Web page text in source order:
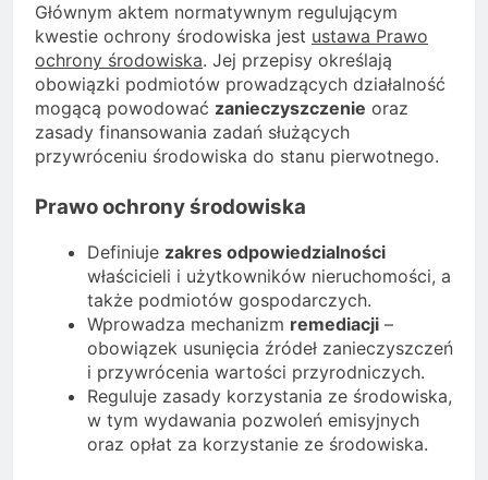
Głównym aktem normatywnym regulującym
kwestie ochrony środowiska jest ustawa Prawo
ochrony środowiska. Jej przepisy określają
obowiązki podmiotów prowadzących działalność
mogącą powodować zanieczyszczenie oraz
zasady finansowania zadań służących
przywróceniu środowiska do stanu pierwotnego.
Prawo ochrony środowiska
Definiuje zakres odpowiedzialności
właścicieli i użytkowników nieruchomości, a
także podmiotów gospodarczych.
Wprowadza mechanizm remediacji –
obowiązek usunięcia źródeł zanieczyszczeń
i przywrócenia wartości przyrodniczych.
Reguluje zasady korzystania ze środowiska,
w tym wydawania pozwoleń emisyjnych
oraz opłat za korzystanie ze środowiska.